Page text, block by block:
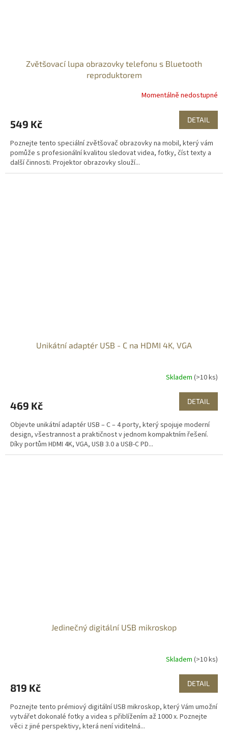
Zvětšovací lupa obrazovky telefonu s Bluetooth
reproduktorem
Momentálně nedostupné
549 Kč DETAIL
Poznejte tento speciální zvětšovač obrazovky na mobil, který vám
pomůže s profesionální kvalitou sledovat videa, fotky, číst texty a
další činnosti. Projektor obrazovky slouží...
Unikátní adaptér USB - C na HDMI 4K, VGA
Skladem (>10 ks)
469 Kč DETAIL
Objevte unikátní adaptér USB – C – 4 porty, který spojuje moderní
design, všestrannost a praktičnost v jednom kompaktním řešení.
Díky portům HDMI 4K, VGA, USB 3.0 a USB-C PD...
Jedinečný digitální USB mikroskop
Skladem (>10 ks)
819 Kč DETAIL
Poznejte tento prémiový digitální USB mikroskop, který Vám umožní
vytvářet dokonalé fotky a videa s přiblížením až 1000 x. Poznejte
věci z jiné perspektivy, která není viditelná...